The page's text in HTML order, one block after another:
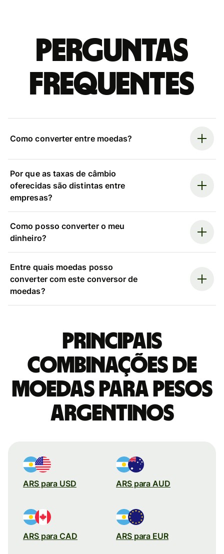
Perguntas
frequentes
Como converter entre moedas?
Por que as taxas de câmbio
oferecidas são distintas entre
empresas?
Como posso converter o meu
dinheiro?
Entre quais moedas posso
converter com este conversor de
moedas?
Principais
combinações de
moedas para Pesos
argentinos
ARS para USD ARS para AUD
ARS para CAD ARS para EUR